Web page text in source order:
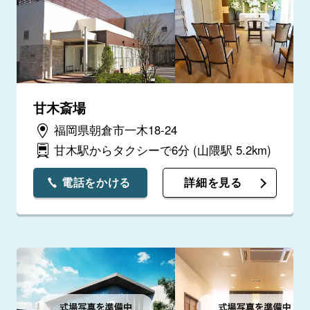
甘木斎場
福岡県朝倉市一木18-24
甘木駅からタクシーで6分 (山隈駅 5.2km)
電話をかける 詳細を見る